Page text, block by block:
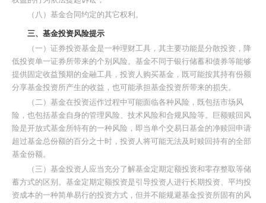
（八）基金合同约定的其它权利。
三、基金投资风险提示
（一）证券投资基金是一种理财工具，其主要功能是分散投资，降
低投资单一证券所带来的个别风险。基金不同于银行储蓄和债券等能够
提供固定收益预期的金融工具，投资人购买基金，既可能按其持有份额
分享基金投资所产生的收益，也可能承担基金投资所带来的损失。
（二）基金在投资运作过程中可能面临各种风险，既包括市场风
险，也包括基金自身的管理风险、技术风险和合规风险等。巨额赎回风
险是开放式基金所特有的一种风险，即当单个交易日基金的净赎回申请
超过基金总份额的百分之十时，投资人将可能无法及时赎回持有的全部
基金份额。
（三）基金投资人应当充分了解基金定期定额投资和零存整取等储
蓄方式的区别。基金定期定额投资是引导投资人进行长期投资、平均投
资成本的一种简单易行的投资方式，但并不能规避基金投资所固有的风